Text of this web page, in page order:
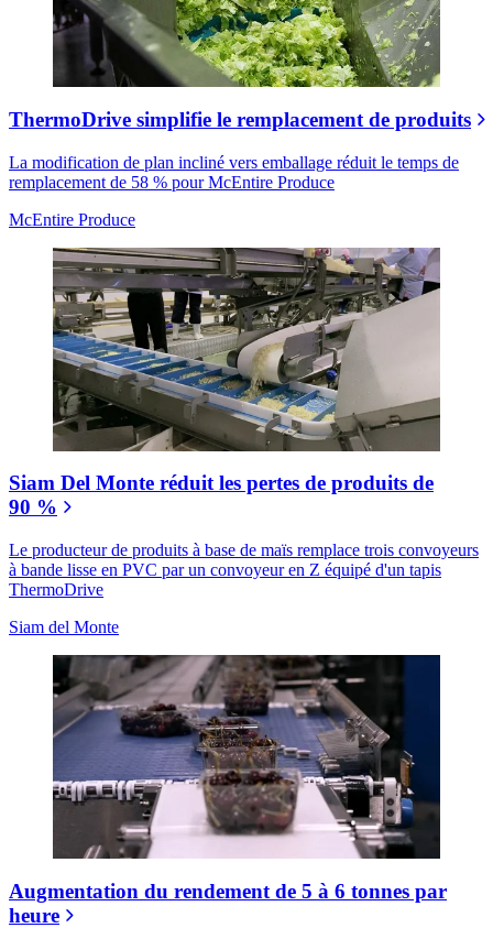
ThermoDrive simplifie le remplacement de produits
La modification de plan incliné vers emballage réduit le temps de
remplacement de 58 % pour McEntire Produce
McEntire Produce
Siam Del Monte réduit les pertes de produits de
90 %
Le producteur de produits à base de maïs remplace trois convoyeurs
à bande lisse en PVC par un convoyeur en Z équipé d'un tapis
ThermoDrive
Siam del Monte
Augmentation du rendement de 5 à 6 tonnes par
heure